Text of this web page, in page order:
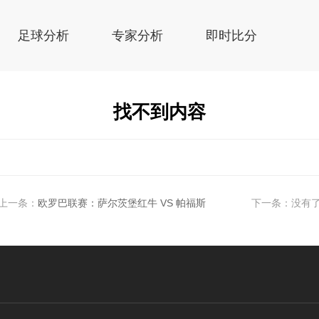
足球分析 专家分析 即时比分
找不到内容
一条： 欧罗巴联赛：萨尔茨堡红牛 VS 帕福斯 下一条：没有